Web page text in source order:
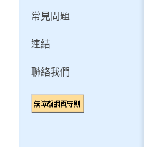
常見問題
連結
聯絡我們